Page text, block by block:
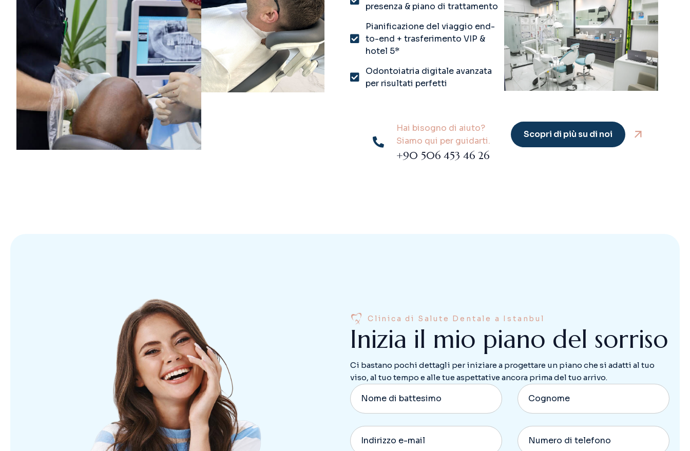
presenza & piano di trattamento
Pianificazione del viaggio end-
to-end + trasferimento VIP &
hotel 5*
Odontoiatria digitale avanzata
per risultati perfetti
Hai bisogno di aiuto?
Siamo qui per guidarti.
+90 506 453 46 26
Scopri di più su di noi
Clinica di Salute Dentale a Istanbul
Inizia il mio piano del sorriso
Ci bastano pochi dettagli per iniziare a progettare un piano che si adatti al tuo
viso, al tuo tempo e alle tue aspettative ancora prima del tuo arrivo.